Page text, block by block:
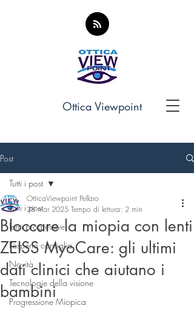
Ottica Viewpoint
Post
Tutti i post
lenti progressive
l'esperto consiglia
Novità
Tecnologie della visione
Progressione Miopica
Tutti i post
Bloccare la miopia con lenti
ZEISS MyoCare: gli ultimi
dati clinici che aiutano i
bambini
OtticaViewpoint Pellaro
28 mar 2025 Tempo di lettura: 2 min